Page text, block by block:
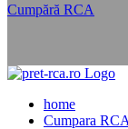
Cumpără RCA
home
Cumpara